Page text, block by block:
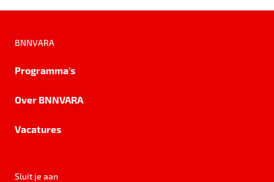
BNNVARA
Programma's
Over BNNVARA
Vacatures
Sluit je aan